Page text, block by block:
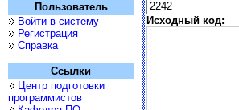
Пользователь
Войти в систему
Регистрация
Справка
Ссылки
Центр подготовки
программистов
Исходный код: